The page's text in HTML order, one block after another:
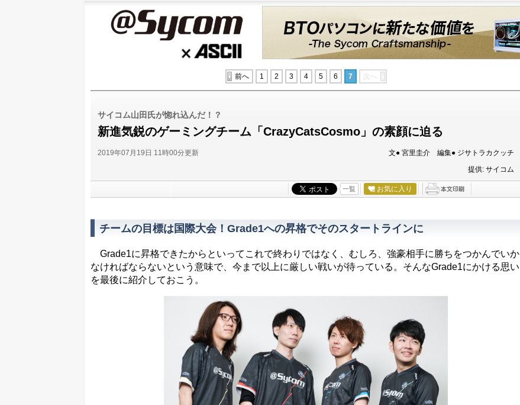
前へ 1 2 3 4 5 6 7 次へ
サイコム山田氏が惚れ込んだ！？
新進気鋭のゲーミングチーム「CrazyCatsCosmo」の素顔に迫る
2019年07月19日 11時00分更新
文● 宮里圭介 編集● ジサトラカクッチ
提供: サイコム
一覧 お気に入り
チームの目標は国際大会！Grade1への昇格でそのスタートラインに
Grade1に昇格できたからといってこれで終わりではなく、むしろ、強豪相手に勝ちをつかんでいか
なければならないという意味で、今まで以上に厳しい戦いが待っている。そんなGrade1にかける思い
を最後に紹介しておこう。